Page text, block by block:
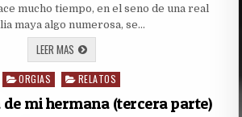
mucho tiempo, en el seno de una real
maya algo numerosa, se…
LEER MASHISTORIAS
DE
UNA
PRINCESA
MAYA.
Posted
in
ORGIAS RELATOS
mi hermana (tercera parte)